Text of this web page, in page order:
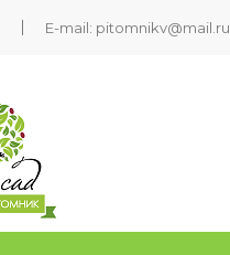
E-mail: pitomnikv@mail.ru